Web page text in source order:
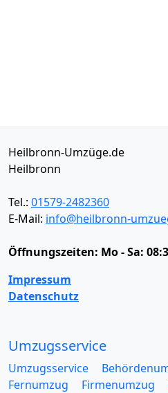
Heilbronn-Umzüge.de
Heilbronn
Tel.: 01579-2482360
E-Mail: info@heilbronn-
Öffnungszeiten: Mo - Sa:
Impressum
Datenschutz
Umzugsservice
Umzugsservice
Fernumzug
Firmenumzug